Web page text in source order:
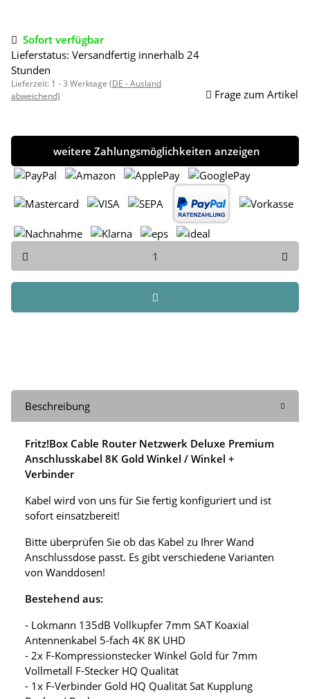
Sofort verfügbar
Lieferstatus: Versandfertig innerhalb 24
Stunden
Lieferzeit: 1 - 3 Werktage (DE - Ausland
abweichend)
Frage zum Artikel
weitere Zahlungsmöglichkeiten anzeigen
Beschreibung
Fritz!Box Cable Router Netzwerk Deluxe Premium
Anschlusskabel 8K Gold Winkel / Winkel +
Verbinder
Kabel wird von uns für Sie fertig konfiguriert und ist
sofort einsatzbereit!
Bitte überprüfen Sie ob das Kabel zu Ihrer Wand
Anschlussdose passt. Es gibt verschiedene Varianten
von Wanddosen!
Bestehend aus:
- Lokmann 135dB Vollkupfer 7mm SAT Koaxial
Antennenkabel 5-fach 4K 8K UHD
- 2x F-Kompressionstecker Winkel Gold für 7mm
Vollmetall F-Stecker HQ Qualität
- 1x F-Verbinder Gold HQ Qualität Sat Kupplung